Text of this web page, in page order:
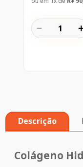
－
Descrição
Colágeno